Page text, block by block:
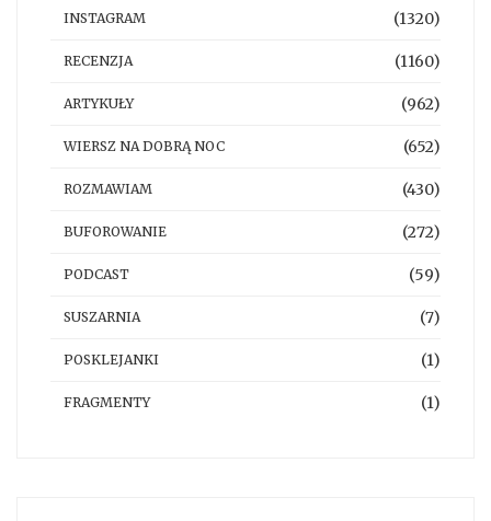
INSTAGRAM (1320)
RECENZJA (1160)
ARTYKUŁY (962)
WIERSZ NA DOBRĄ NOC (652)
ROZMAWIAM (430)
BUFOROWANIE (272)
PODCAST (59)
SUSZARNIA (7)
POSKLEJANKI (1)
FRAGMENTY (1)